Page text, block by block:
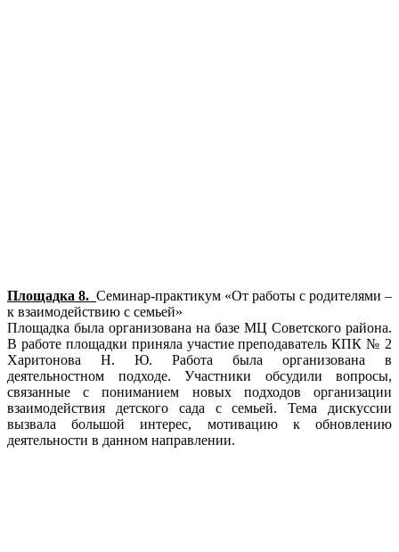
Площадка 8. Семинар-практикум «От работы с родителями –
к взаимодействию с семьей»
Площадка была организована на базе МЦ Советского района.
В работе площадки приняла участие преподаватель КПК № 2
Харитонова Н. Ю. Работа была организована в
деятельностном подходе. Участники обсудили вопросы,
связанные с пониманием новых подходов организации
взаимодействия детского сада с семьей. Тема дискуссии
вызвала большой интерес, мотивацию к обновлению
деятельности в данном направлении.